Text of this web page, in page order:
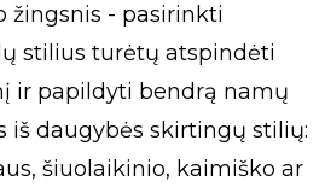
žingsnis - pasirinkti
stilius turėtų atspindėti
ir papildyti bendrą namų
iš daugybės skirtingų stilių:
šiuolaikinio, kaimiško ar